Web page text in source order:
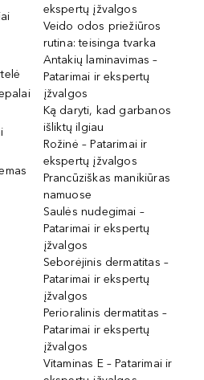
ekspertų įžvalgos
Veido odos priežiūros
rutina: teisinga tvarka
Antakių laminavimas –
Patarimai ir ekspertų
įžvalgos
Ką daryti, kad garbanos
išliktų ilgiau
Rožinė – Patarimai ir
ekspertų įžvalgos
Prancūziškas manikiūras
namuose
Saulės nudegimai –
Patarimai ir ekspertų
įžvalgos
Seborėjinis dermatitas –
Patarimai ir ekspertų
įžvalgos
Perioralinis dermatitas –
Patarimai ir ekspertų
įžvalgos
Vitaminas E – Patarimai ir